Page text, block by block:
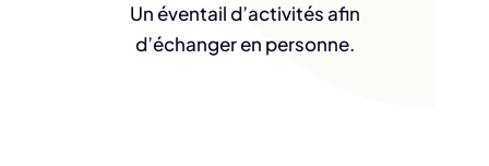
Un éventail d’activités afin
d’échanger en personne.